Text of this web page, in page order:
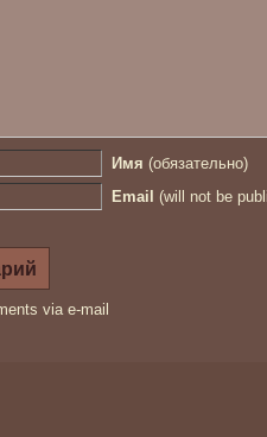
Имя (обязательно)
Email (will not be
via e-mail